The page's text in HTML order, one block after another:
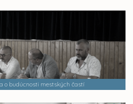
o budúcnosti mestských častí